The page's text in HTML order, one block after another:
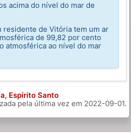
acima do nível do mar de
residente de Vitória tem um ar
de 99,82 por cento
atmosférica ao nível do mar
Espírito Santo
pela última vez em 2022-09-01.